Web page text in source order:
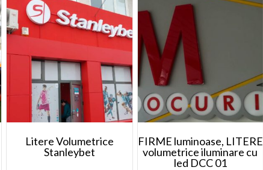
Litere Volumetrice
Stanleybet
FIRME luminoase, LITERE
volumetrice iluminare cu
led DCC 01